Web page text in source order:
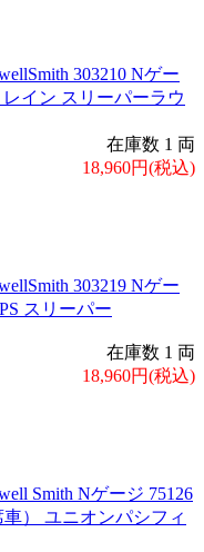
303210 Nゲー
イン スリーパーラウ
在庫数 1 両
18,960円(税込)
303219 Nゲー
スリーパー
在庫数 1 両
18,960円(税込)
Smith Nゲージ 75126
） ユニオンパシフィ